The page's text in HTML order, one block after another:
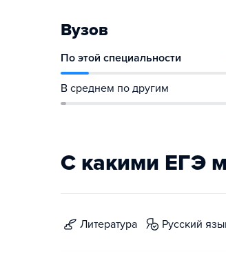
Вузов
По этой специальности
В среднем по другим
С какими ЕГЭ
литература русский